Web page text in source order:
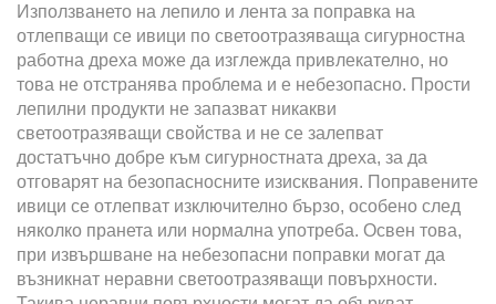
Използването на лепило и лента за поправка на
отлепващи се ивици по светоотразяваща сигурностна
работна дреха може да изглежда привлекателно, но
това не отстранява проблема и е небезопасно. Прости
лепилни продукти не запазват никакви
светоотразяващи свойства и не се залепват
достатъчно добре към сигурностната дреха, за да
отговарят на безопасносните изисквания. Поправените
ивици се отлепват изключително бързо, особено след
няколко пранета или нормална употреба. Освен това,
при извършване на небезопасни поправки могат да
възникнат неравни светоотразяващи повърхности.